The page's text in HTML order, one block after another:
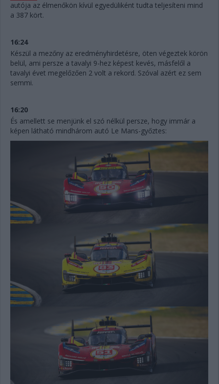
autója az élmenőkön kívül egyedüliként tudta teljesíteni mind
a 387 kört.
16:24
Készül a mezőny az eredményhirdetésre, öten végeztek körön
belül, ami persze a tavalyi 9-hez képest kevés, másfelől a
tavalyi évet megelőzően 2 volt a rekord. Szóval azért ez sem
semmi.
16:20
És amellett se menjünk el szó nélkül persze, hogy immár a
képen látható mindhárom autó Le Mans-győztes: